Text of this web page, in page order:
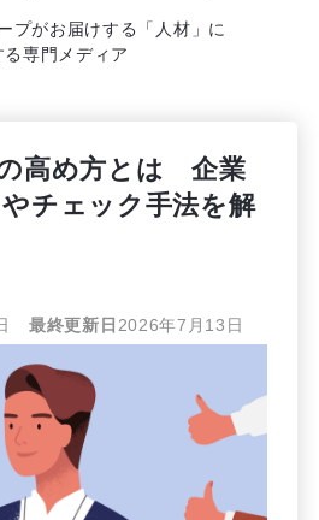
プがお届けする「人材」に
る専門メディア
高め方とは 企業
チェック手法を解
最終更新日 2026年7月13日